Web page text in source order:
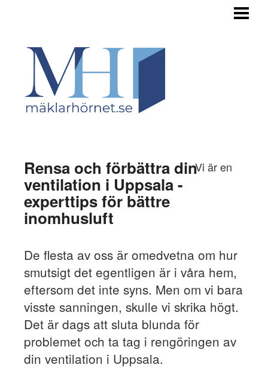
STEGET FÖRE
INFÖR FÖRSÄLJNING
OM BUDGIVNINGEN
Rensa och förbättra din
ventilation i Uppsala -
experttips för bättre
inomhusluft
De flesta av oss är omedvetna om hur
smutsigt det egentligen är i våra hem,
eftersom det inte syns. Men om vi bara
visste sanningen, skulle vi skrika högt.
Det är dags att sluta blunda för
problemet och ta tag i rengöringen av
din ventilation i Uppsala.
Vi är en